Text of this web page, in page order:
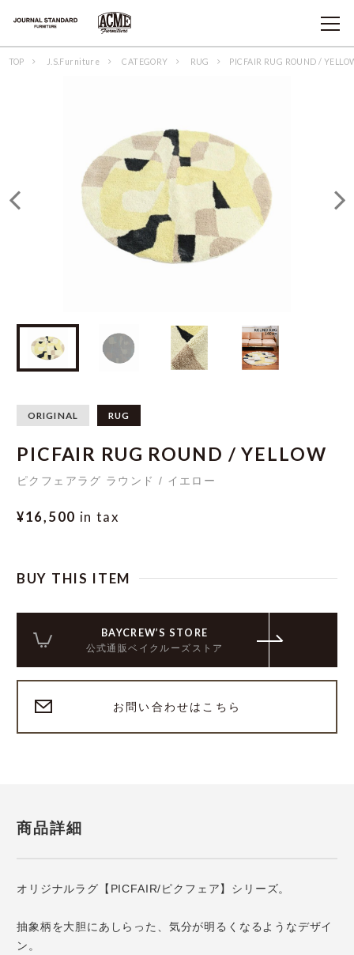
TOP J.S.Furniture CATEGORY RUG PICFAIR RUG ROUND /
ORIGINAL RUG
PICFAIR RUG ROUND / YELLOW
ピクフェアラグ ラウンド / イエロー
¥16,500 in tax
BUY THIS ITEM
BAYCREW’S STORE
公式通販ベイクルーズストア
お問い合わせはこちら
商品詳細
オリジナルラグ【PICFAIR/ピクフェア】シリーズ。
抽象柄を大胆にあしらった、気分が明るくなるようなデザイ
ン。